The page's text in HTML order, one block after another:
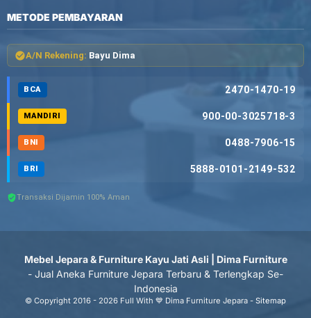
METODE PEMBAYARAN
A/N Rekening: Bayu Dima
BCA 2470-1470-19
MANDIRI 900-00-3025718-3
BNI 0488-7906-15
BRI 5888-0101-2149-532
Transaksi Dijamin 100% Aman
Mebel Jepara & Furniture Kayu Jati Asli | Dima Furniture
- Jual Aneka Furniture Jepara Terbaru & Terlengkap Se-
Indonesia
© Copyright 2016 - 2026 Full With 💙 Dima Furniture Jepara - Sitemap